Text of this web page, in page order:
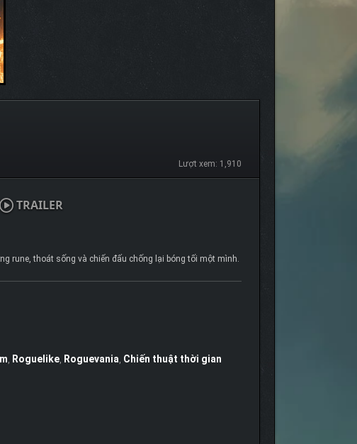
Lượt xem: 1,910
TRAILER
rune, thoát sống và chiến đấu chống lại bóng tối một mình.
Roguelike, Roguevania Chiến thuật thời gian